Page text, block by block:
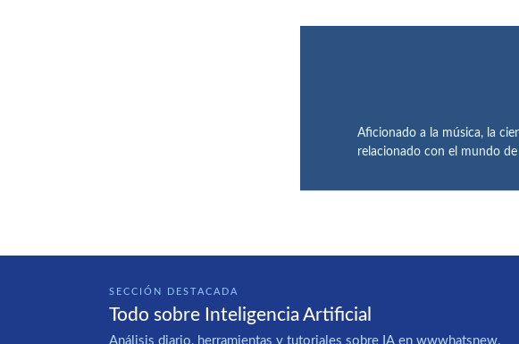
Aficionado a la música, la
relacionado con el mundo
SECCIÓN DESTACADA
Todo sobre Inteligencia Artificial
Análisis diario, herramientas y tutoriales sobre IA en wwwhatsnew.